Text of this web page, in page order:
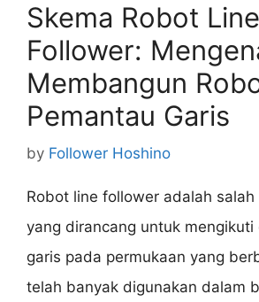
Skema Robot Line
Follower:
Membangun
Pemantau Garis
by Follower Hoshino
Robot line follower adalah
yang dirancang untuk mengikuti
garis pada permukaan yang
telah banyak digunakan dalam